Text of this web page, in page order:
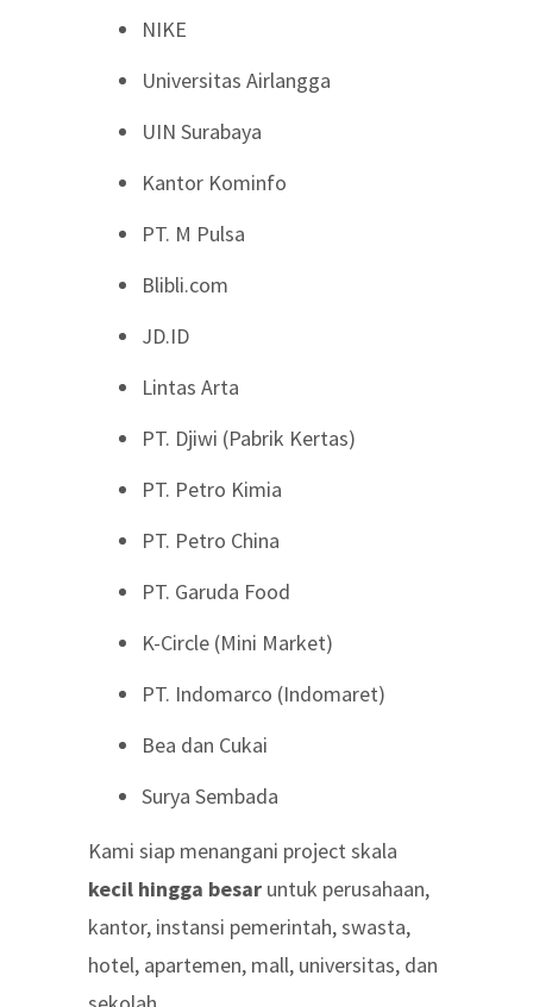
NIKE
Universitas Airlangga
UIN Surabaya
Kantor Kominfo
PT. M Pulsa
Blibli.com
JD.ID
Lintas Arta
PT. Djiwi (Pabrik Kertas)
PT. Petro Kimia
PT. Petro China
PT. Garuda Food
K-Circle (Mini Market)
PT. Indomarco (Indomaret)
Bea dan Cukai
Surya Sembada
Kami siap menangani project skala
kecil hingga besar untuk perusahaan,
kantor, instansi pemerintah, swasta,
hotel, apartemen, mall, universitas, dan